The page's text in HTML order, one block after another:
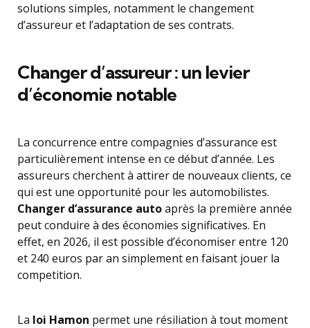
solutions simples, notamment le changement
d’assureur et l’adaptation de ses contrats.
Changer d’assureur : un levier
d’économie notable
La concurrence entre compagnies d’assurance est
particulièrement intense en ce début d’année. Les
assureurs cherchent à attirer de nouveaux clients, ce
qui est une opportunité pour les automobilistes.
Changer d’assurance autoaprès la première année
peut conduire à des économies significatives. En
effet, en 2026, il est possible d’économiser entre 120
et 240 euros par an simplement en faisant jouer la
competition.
La loi Hamon permet une résiliation à tout moment